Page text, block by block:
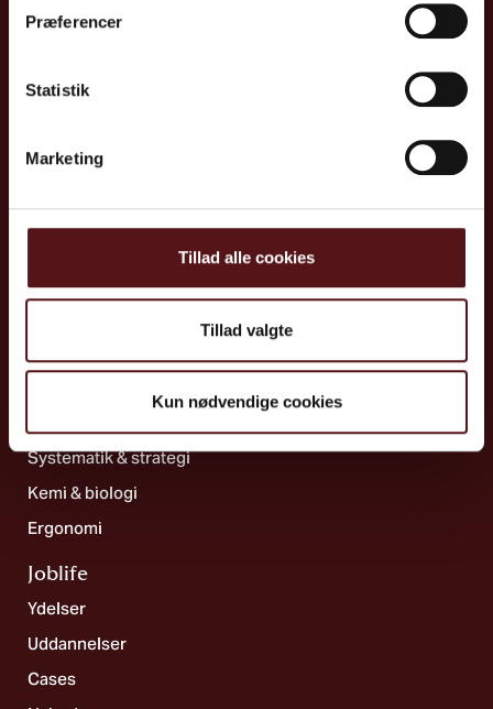
Præferencer
Statistik
Marketing
Tillad alle cookies
Tillad valgte
Kun nødvendige cookies
Nørgaardsvej 30
Aarhus
Vandmanden 10 A
9200 Aalborg
Ydelser
Systematik & strategi
Kemi & biologi
Ergonomi
Joblife​
Ydelser
Uddannelser
Cases